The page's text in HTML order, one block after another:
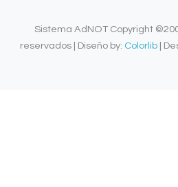
Sistema AdNOT Copyright
reservados | Diseño by: Colorlib|